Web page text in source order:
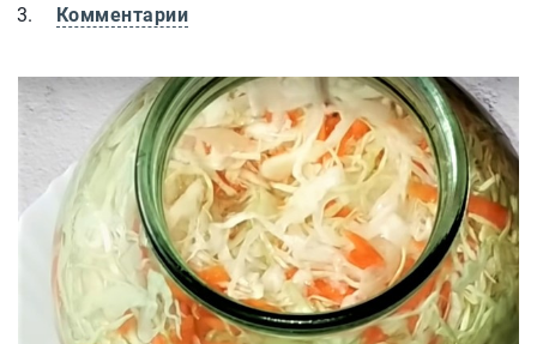
Комментарии
Квашеная капуста в банке